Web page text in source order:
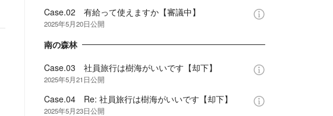
Case.02 有給って使えますか【審議中】
2025年5月20日公開
南の森林
Case.03 社員旅行は樹海がいいです【却下】
2025年5月21日公開
Case.04 Re: 社員旅行は樹海がいいです【却下】
2025年5月23日公開